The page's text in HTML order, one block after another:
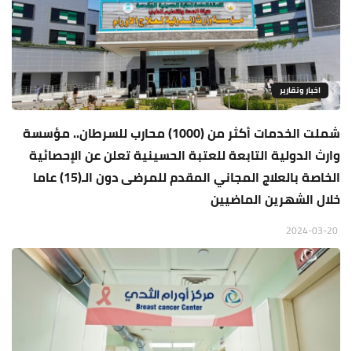
اخبار وتقارير
شملت الخدمات أكثر من (1000) محارب للسرطان.. مؤسسة
وارث الدولية التابعة للعتبة الحسينية تعلن عن الإحصائية
الخاصة بالعلاج المجاني المقدم للمرضى دون الـ(15) عاما
خلال الشهرين الماضيين